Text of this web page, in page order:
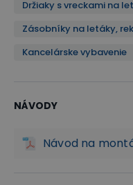
Držiaky s vreckami na
Zásobníky na letáky,
Kancelárske vybavenie
NÁVODY
Návod na